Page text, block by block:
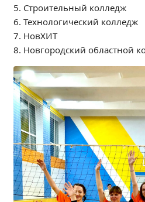
Профориентация
Обращения онлайн
Контакты
Учебно-производственный
Центр карьеры
Противодействие
Всероссийское
Региональная
СВЕДЕНИЯ ОБ
Основные сведения
5. Строительный колледж
6. Технологический колледж
7. НовХИТ
8. Новгородский областной